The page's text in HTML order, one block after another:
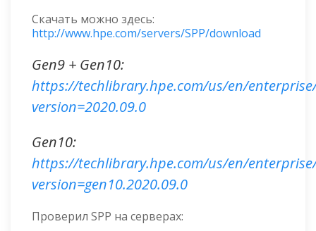
Скачать можно здесь:
http://www.hpe.com/servers/SPP/download
Gen9 + Gen10:
https://techlibrary.hpe.com/us/en/
version=2020.09.0
Gen10:
https://techlibrary.hpe.com/us/en/
version=gen10.2020.09.0
Проверил SPP на серверах: